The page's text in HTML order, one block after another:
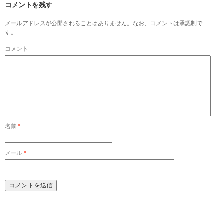
コメントを残す
メールアドレスが公開されることはありません。なお、コメントは承認制で
す。
コメント
名前 *
メール *